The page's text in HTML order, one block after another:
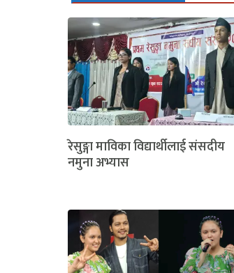
रेसुङ्गा माविका विद्यार्थीलाई संसदीय
नमुना अभ्यास